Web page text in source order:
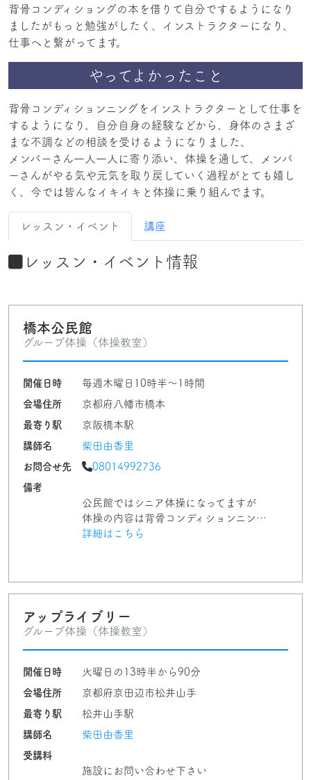
背骨コンディショングの本を借りて自分でするようになり
ましたがもっと勉強がしたく、インストラクターになり、
やってよかったこと
背骨コンディションニングをインストラクターとして仕事を
するようになり、自分自身の経験などから、身体のさまざ
まな不調などの相談を受けるようになりました、
メンバーさん一人一人に寄り添い、体操を通して、メンバ
ーさんがやる気や元気を取り戻していく過程がとても嬉し
く、今では皆んなイキイキと体操に乗り組んでます。
レッスン・イベント 講座
レッスン・イベント情報
橋本公民館
グループ体操（体操教室）
開催日時
毎週木曜日10時半〜1時間
会場住所
京都府八幡市橋本
最寄り駅
京阪橋本駅
講師名
柴田由香里
お問合せ先
08014992736
備考
公民館ではシニア体操になってますが
体操の内容は背骨コンディションニン…
詳細はこちら
アップライブリー
グループ体操（体操教室）
開催日時
火曜日の13時半から90分
会場住所
京都府京田辺市松井山手
最寄り駅
松井山手駅
講師名
柴田由香里
受講料
施設にお問い合わせ下さい